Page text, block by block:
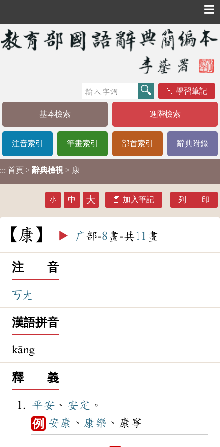
☰
學習筆記
基本檢索 進階檢索
注音索引 筆畫索引 部首索引 辭典附錄
::: 首頁 > 辭典檢視 > 康
小 中 大 加入筆記 列 印
康 ▶️ 广部-8畫-共 11 畫
注 音
ㄎㄤ
漢語拼音
kāng
釋 義
平安 、 安定 。
例 安康 、 康樂 、康寧